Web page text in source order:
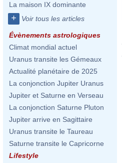
La maison IX dominante
+ Voir tous les articles
Évènements astrologiques
Climat mondial actuel
Uranus transite les Gémeaux
Actualité planétaire de 2025
La conjonction Jupiter Uranus
Jupiter et Saturne en Verseau
La conjonction Saturne Pluton
Jupiter arrive en Sagittaire
Uranus transite le Taureau
Saturne transite le Capricorne
Lifestyle